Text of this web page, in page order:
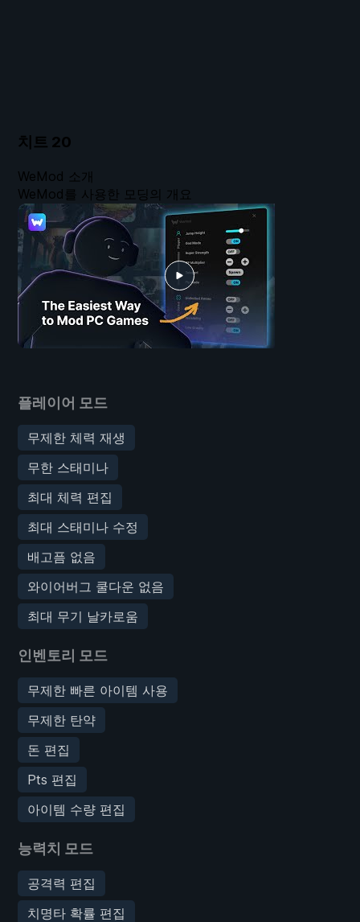
치트 20
플레이어 모드
무제한 체력 재생
무한 스태미나
최대 체력 편집
최대 스태미나 수정
배고픔 없음
와이어버그 쿨다운 없음
최대 무기 날카로움
인벤토리 모드
무제한 빠른 아이템 사용
무제한 탄약
돈 편집
Pts 편집
아이템 수량 편집
능력치 모드
공격력 편집
치명타 확률 편집
WeMod 소개
WeMod를 사용한 모딩의 개요